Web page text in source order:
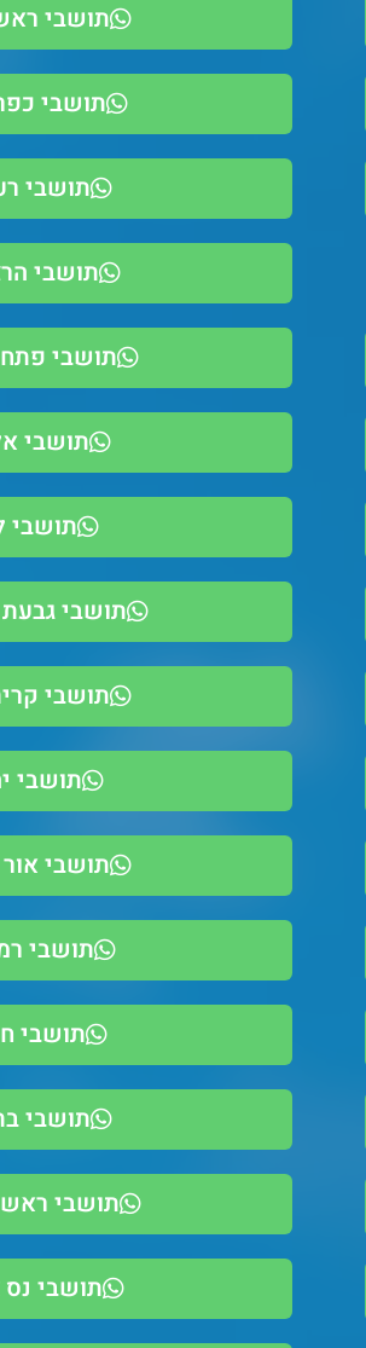
תושבי
תושבי
תושבי
תושבי
תושבי
תושבי
תושבי
תושבי
תושבי
תושבי
תושבי
תושבי
תושבי
תושבי
תושבי
תושבי נס